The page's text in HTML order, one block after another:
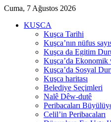
Cuma, 7 Ağustos 2026
KUŞCA
Kuşca Tarihi
Kuşca’nın nüfus
Kuşca da Egitim
Kuşca’da
Kuşca’da Sosyal
Kuşca haritası
Belediye Seçimleri
Nalê Dêw-dutê
Peribacaları
Celil’in Peribacaları